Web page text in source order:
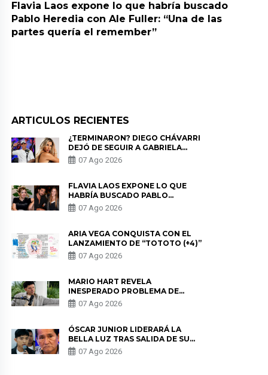
Flavia Laos expone lo que habría buscado
Pablo Heredia con Ale Fuller: “Una de las
partes quería el remember”
ARTICULOS RECIENTES
¿TERMINARON? DIEGO CHÁVARRI
DEJÓ DE SEGUIR A GABRIELA
HERRERA Y ANUNCIA SU SALIDA
DE PÓDCAST
07 Ago 2026
FLAVIA LAOS EXPONE LO QUE
HABRÍA BUSCADO PABLO
HEREDIA CON ALE FULLER: “UNA
DE LAS PARTES QUERÍA EL
07 Ago 2026
ARIA VEGA CONQUISTA CON EL
LANZAMIENTO DE “TOTOTO (+4)”
07 Ago 2026
MARIO HART REVELA
INESPERADO PROBLEMA DE
SALUD ANTES DE SEPARARSE DE
KORINA: “ME ENCONTRARON UN
07 Ago 2026
ÓSCAR JUNIOR LIDERARÁ LA
BELLA LUZ TRAS SALIDA DE SU
PADRE POR POLÉMICA CON
NALDY SALDAÑA
07 Ago 2026